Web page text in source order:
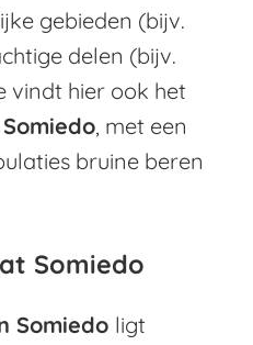
gebieden (bijv.
delen (bijv.
vindt hier ook het
, met een
bruine beren
Somiedo
Somiedo ligt